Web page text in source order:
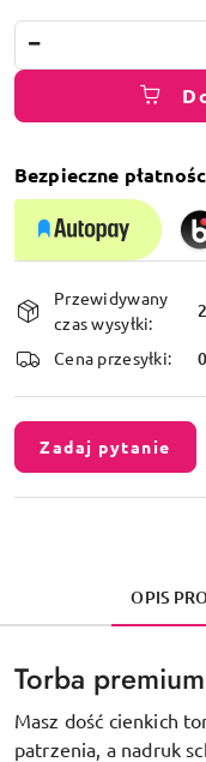
Bezpieczne
Dostępność
i
dostawa
Przewidywany
czas wysyłki:
Cena przesyłki: 0
Zadaj pytanie
OPIS
Torba
Masz dość cienkich
patrzenia, a nadruk